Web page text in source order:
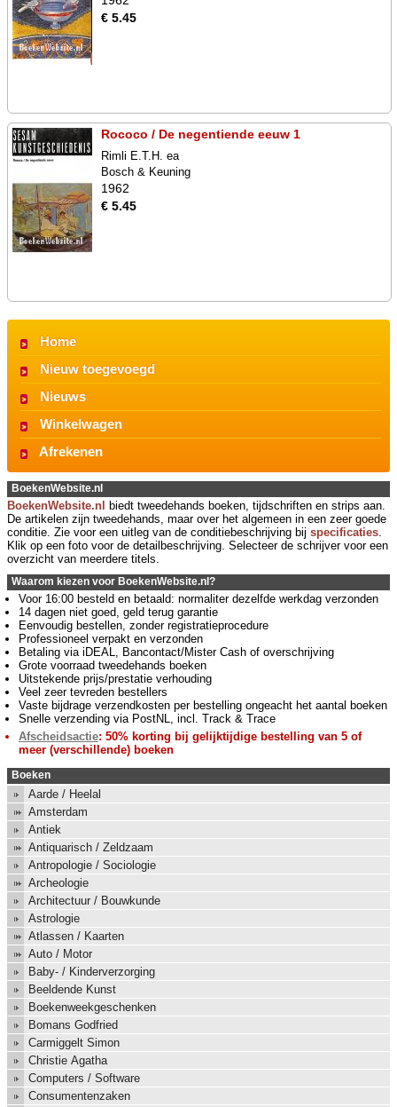
€ 5.45
Rococo / De negentiende eeuw 1
Rimli E.T.H. ea
Bosch & Keuning
1962
€ 5.45
Home
Nieuw toegevoegd
Nieuws
Winkelwagen
Afrekenen
BoekenWebsite.nl
BoekenWebsite.nl
biedt tweedehands boeken, tijdschriften en strips aan.
De artikelen zijn tweedehands, maar over het algemeen in een zeer goede
conditie. Zie voor een uitleg van de conditiebeschrijving bij specificaties.
Klik op een foto voor de detailbeschrijving. Selecteer de schrijver voor een
overzicht van meerdere titels.
Waarom kiezen voor BoekenWebsite.nl?
Voor 16:00 besteld en betaald: normaliter dezelfde werkdag verzonden
14 dagen niet goed, geld terug garantie
Eenvoudig bestellen, zonder registratieprocedure
Professioneel verpakt en verzonden
Betaling via iDEAL, Bancontact/Mister Cash of overschrijving
Grote voorraad tweedehands boeken
Uitstekende prijs/prestatie verhouding
Veel zeer tevreden bestellers
Vaste bijdrage verzendkosten per bestelling ongeacht het aantal boeken
Snelle verzending via PostNL, incl. Track & Trace
Afscheidsactie: 50% korting bij gelijktijdige bestelling van 5 of
meer (verschillende) boeken
Boeken
Aarde / Heelal
Amsterdam
Antiek
Antiquarisch / Zeldzaam
Antropologie / Sociologie
Archeologie
Architectuur / Bouwkunde
Astrologie
Atlassen / Kaarten
Auto / Motor
Baby- / Kinderverzorging
Beeldende Kunst
Boekenweekgeschenken
Bomans Godfried
Carmiggelt Simon
Christie Agatha
Computers / Software
Consumentenzaken